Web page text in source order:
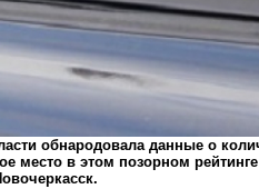
обнародовала данные о
место в этом позорном